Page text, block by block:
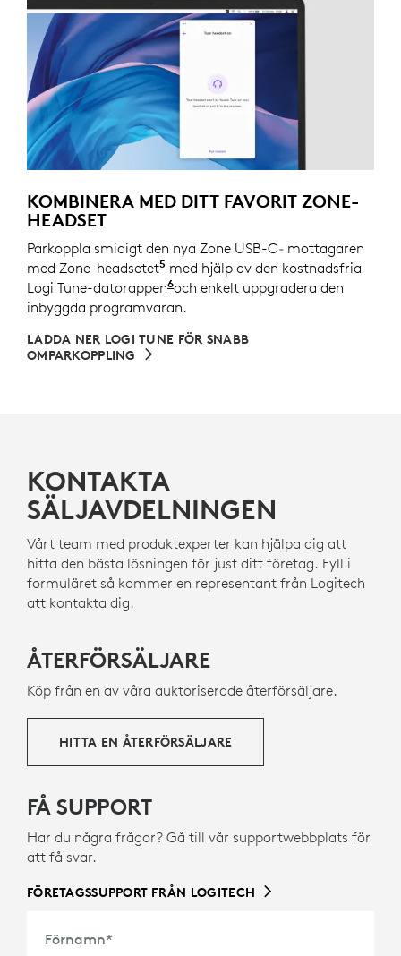
KOMBINERA MED DITT FAVORIT ZONE-
HEADSET
Parkoppla smidigt den nya Zone USB-C- mottagaren
med Zone-headsetet5 Se hela listan över enheter som
med hjälp av den kostnadsfria
Logi Tune-datorappen6Logi Tune är inte tillgängligt för
och enkelt uppgradera den
inbyggda programvaran.
LADDA NER LOGI TUNE FÖR SNABB
OMPARKOPPLING
KONTAKTA
SÄLJAVDELNINGEN
Vårt team med produktexperter kan hjälpa dig att
hitta den bästa lösningen för just ditt företag. Fyll i
formuläret så kommer en representant från Logitech
att kontakta dig.
ÅTERFÖRSÄLJARE
Köp från en av våra auktoriserade återförsäljare.
HITTA EN ÅTERFÖRSÄLJARE
FÅ SUPPORT
Har du några frågor? Gå till vår supportwebbplats för
att få svar.
FÖRETAGSSUPPORT FRÅN LOGITECH
Förnamn*